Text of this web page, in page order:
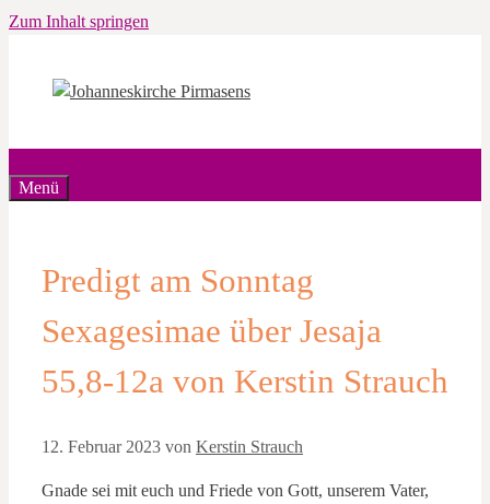
Zum Inhalt springen
Menü
Predigt am Sonntag
Sexagesimae über Jesaja
55,8-12a von Kerstin Strauch
12. Februar 2023 von Kerstin Strauch
Gnade sei mit euch und Friede von Gott, unserem Vater,